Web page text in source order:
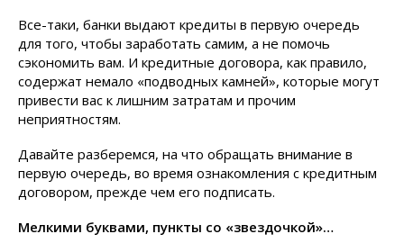
Все-таки, банки выдают кредиты в первую очередь
для того, чтобы заработать самим, а не помочь
сэкономить вам. И кредитные договора, как правило,
содержат немало «подводных камней», которые могут
привести вас к лишним затратам и прочим
неприятностям.
Давайте разберемся, на что обращать внимание в
первую очередь, во время ознакомления с кредитным
договором, прежде чем его подписать.
Мелкими буквами, пункты со «звездочкой»…